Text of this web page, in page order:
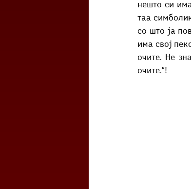
нешто си
таа
со што ја
има свој
очите. Не
очите.“!